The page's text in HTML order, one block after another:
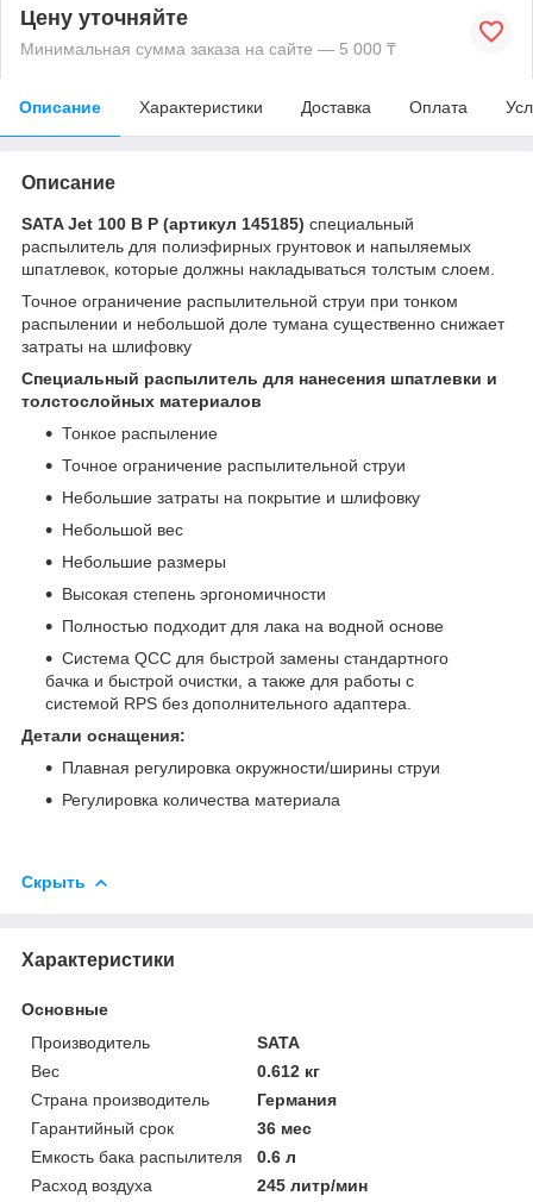
Цену уточняйте
Минимальная сумма заказа на сайте — 5 000 ₸
Описание Характеристики Доставка Оплата
Описание
SATA Jet 100 B P (артикул 145185) специальный
распылитель для полиэфирных грунтовок и напыляемых
шпатлевок, которые должны накладываться толстым слоем.
Точное ограничение распылительной струи при тонком
распылении и небольшой доле тумана существенно снижает
затраты на шлифовку
Специальный распылитель для нанесения шпатлевки и
толстослойных материалов
Тонкое распыление
Точное ограничение распылительной струи
Небольшие затраты на покрытие и шлифовку
Небольшой вес
Небольшие размеры
Высокая степень эргономичности
Полностью подходит для лака на водной основе
Система QCC для быстрой замены стандартного
бачка и быстрой очистки, а также для работы с
системой RPS без дополнительного адаптера.
Детали оснащения:
Плавная регулировка окружности/ширины струи
Регулировка количества материала
Скрыть
Характеристики
Основные
Производитель
SATA
Вес
0.612 кг
Страна производитель
Германия
Гарантийный срок
36 мес
Емкость бака распылителя
0.6 л
Расход воздуха
245 литр/мин